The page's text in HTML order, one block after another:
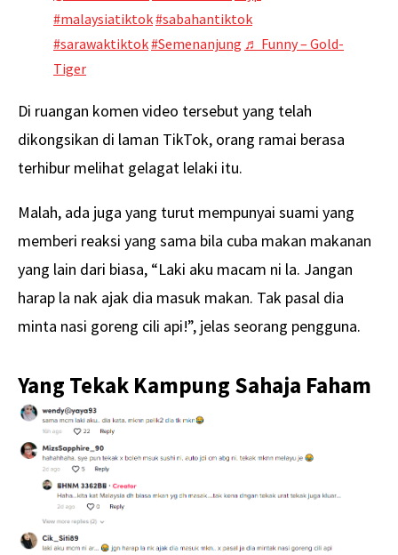
#malaysiatiktok#sabahantiktok
#sarawaktiktok#Semenanjung ♬ Funny – Gold-
Tiger
Di ruangan komen video tersebut yang telah
dikongsikan di laman TikTok, orang ramai berasa
terhibur melihat gelagat lelaki itu.
Malah, ada juga yang turut mempunyai suami yang
memberi reaksi yang sama bila cuba makan makanan
yang lain dari biasa, “Laki aku macam ni la. Jangan
harap la nak ajak dia masuk makan. Tak pasal dia
minta nasi goreng cili api!”, jelas seorang pengguna.
Yang Tekak Kampung Sahaja Faham